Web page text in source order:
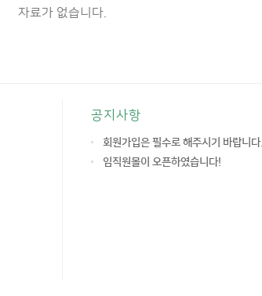
자료가 없습니다.
공지사항
회원가입은 필수로 해주시기 바랍니다.
임직원몰이 오픈하였습니다!